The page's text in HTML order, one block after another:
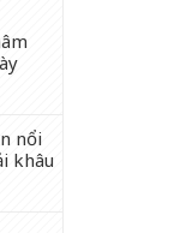
nổi
khâu